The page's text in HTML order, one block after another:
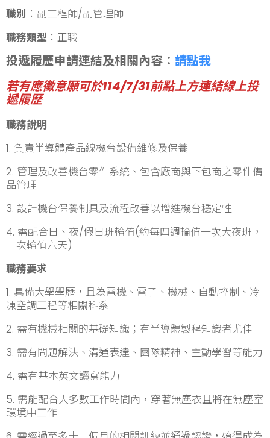
職別 ：副工程師/副管理師
職務類型 ：正職
投遞履歷申請連結及相關內容： 請點我
若有應徵意願可於114/7/31前點上方連結線上投
遞履歷
職務說明
1. 負責半導體產品線機台設備維修及保養
2. 管理及改善機台零件系統、包含廠商與下包商之零件備
品管理
3. 設計機台保養制具及流程改善以增進機台穩定性
4. 需配合日、夜/假日班輪值(約每四週輪值一次大夜班，
一次輪值六天)
職務要求
1. 具備大學學歷，且為電機、電子、機械、自動控制、冷
凍空調工程等相關科系
2. 需有機械相關的基礎知識；有半導體製程知識者尤佳
3. 需有問題解決、溝通表達、團隊精神、主動學習等能力
4. 需有基本英文讀寫能力
5. 需能配合大多數工作時間內，穿著無塵衣且將在無塵室
環境中工作